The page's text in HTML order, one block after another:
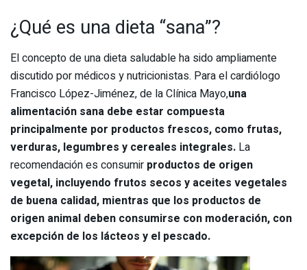
¿Qué es una dieta “sana”?
El concepto de una dieta saludable ha sido ampliamente
discutido por médicos y nutricionistas. Para el cardiólogo
Francisco López-Jiménez, de la Clínica Mayo,una
alimentación sana debe estar compuesta
principalmente por productos frescos, como frutas,
verduras, legumbres y cereales integrales. La
recomendación es consumir productos de origen
vegetal, incluyendo frutos secos y aceites vegetales
de buena calidad, mientras que los productos de
origen animal deben consumirse con moderación, con
excepción de los lácteos y el pescado.